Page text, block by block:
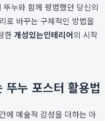
누와 함께 평범했던 당신의
로 바꾸는 구체적인 방법을
한 개성있는인테리어의 시작
뚜누 포스터 활용법
에 예술적 감성을 더하는 아